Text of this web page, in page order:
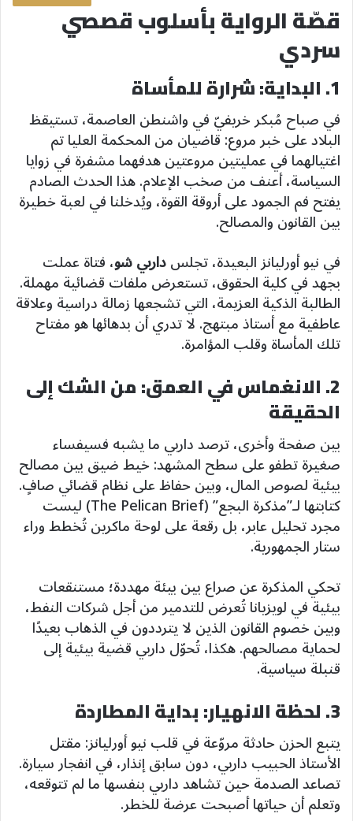
ي
قصّة الرواية بأسلوب قصصي
سردي
1. البداية: شرارة للمأساة
في صباح مُبكر خريفيّ في واشنطن العاصمة، تستيقظ
البلاد على خبر مروع: قاضيان من المحكمة العليا تم
اغتيالهما في عمليتين مروعتين هدفهما مشفرة في زوايا
السياسة، أعنف من صخب الإعلام. هذا الحدث الصادم
يفتح فم الجمود على أروقة القوة، ويُدخلنا في لعبة خطيرة
بين القانون والمصالح.
في نيو أورليانز البعيدة، تجلسداربي شو، فتاة عملت
بجهد في كلية الحقوق، تستعرض ملفات قضائية مهملة.
الطالبة الذكية العزيمة، التي تشجعها زمالة دراسية وعلاقة
عاطفية مع أستاذ مبتهج. لا تدري أن بدهائها هو مفتاح
تلك المأساة وقلب المؤامرة.
2. الانغماس في العمق: من الشك إلى
الحقيقة
بين صفحة وأخرى، ترصد داربي ما يشبه فسيفساء
صغيرة تطفو على سطح المشهد: خيط ضيق بين مصالح
بيئية لصوص المال، وبين حفاظ على نظام قضائي صافٍ.
كتابتها لـ”مذكرة البجع” (The Pelican Brief) ليست
مجرد تحليل عابر، بل رقعة على لوحة ماكرين تُخطط وراء
ستار الجمهورية.
تحكي المذكرة عن صراع بين بيئة مهددة؛ مستنقعات
بيئية في لويزيانا تُعرض للتدمير من أجل شركات النفط،
وبين خصوم القانون الذين لا يترددون في الذهاب بعيدًا
لحماية مصالحهم. هكذا، تُحوّل داربي قضية بيئية إلى
قنبلة سياسية.
3. لحظة الانهيار: بداية المطاردة
يتبع الحزن حادثة مروّعة في قلب نيو أورليانز: مقتل
الأستاذ الحبيب داربي، دون سابق إنذار، في انفجار سيارة.
تصاعد الصدمة حين تشاهد داربي بنفسها ما لم تتوقعه،
وتعلم أن حياتها أصبحت عرضة للخطر.